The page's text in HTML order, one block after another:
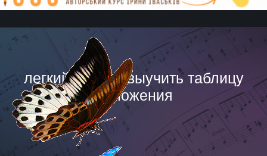
легкий способ выучить таблицу
умножения